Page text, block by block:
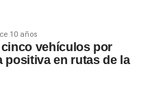
10 años
vehículos por
positiva en rutas de la